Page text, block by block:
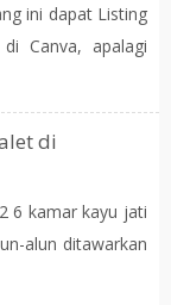
ini dapat Listing
Canva, apalagi
di
6 kamar kayu jati
alun ditawarkan